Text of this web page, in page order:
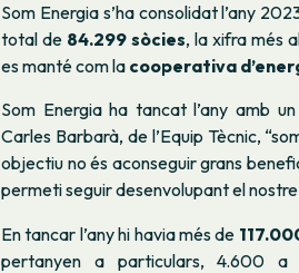
Som Energia s’ha consolidat l’any
total de 84.299 sòcies, la xifra més
es manté com la cooperativa
Som Energia ha tancat l’any amb
Carles Barbarà, de l’Equip Tècnic,
objectiu no és aconseguir grans
permeti seguir desenvolupant el
En tancar l’any hi havia més de
pertanyen a particulars, 4.600